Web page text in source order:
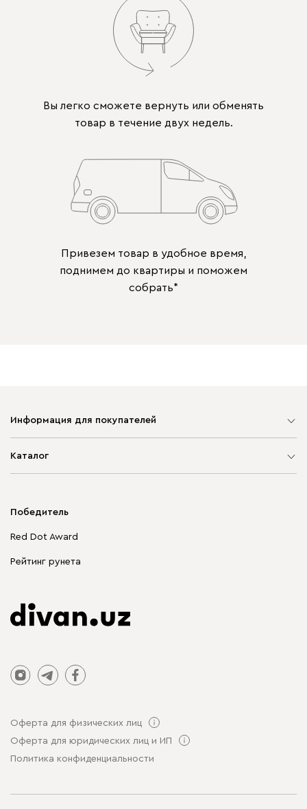
Вы легко сможете вернуть или обменять
товар в течение двух недель.
Привезем товар в удобное время,
поднимем до квартиры и поможем
собрать*
Информация для покупателей
Каталог
Корпусная мебель
Столы и стулья
Победитель
Red Dot Award
Рейтинг рунета
Оферта для физических лиц
Оферта для юридических лиц и ИП
Политика конфиденциальности